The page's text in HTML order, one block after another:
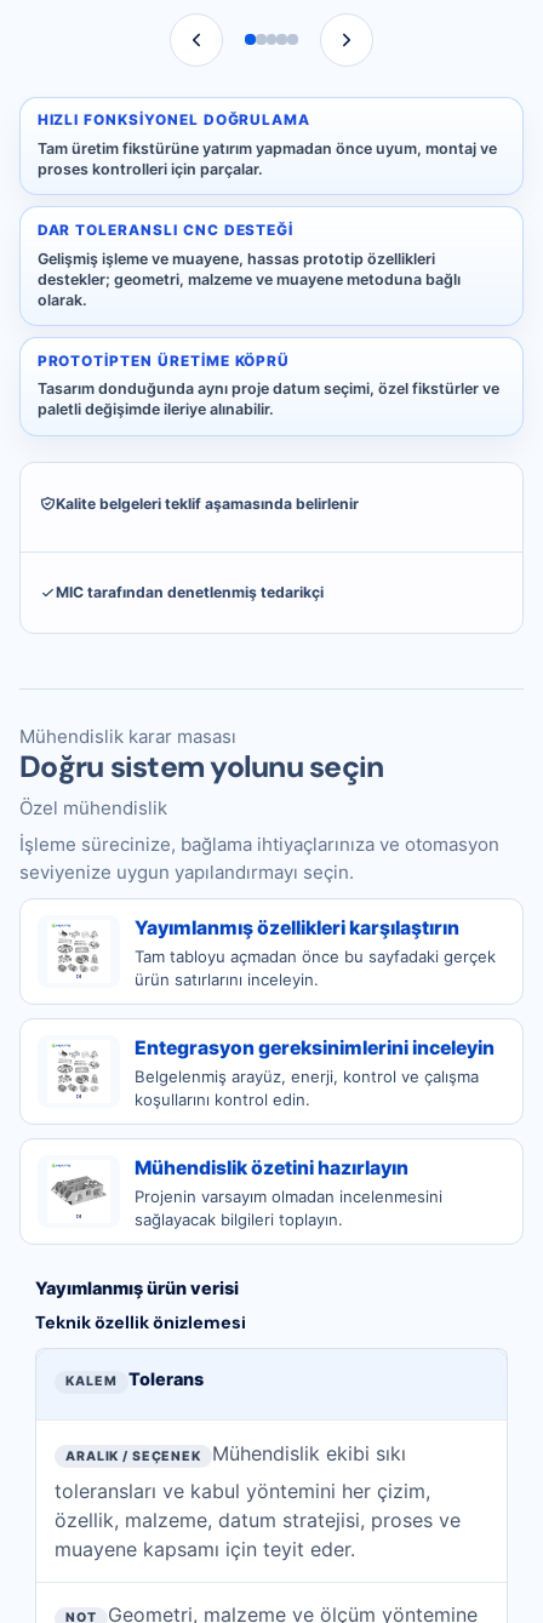
HIZLI FONKSIYONEL DOĞRULAMA
Tam üretim fikstürüne yatırım yapmadan önce uyum, montaj ve
proses kontrolleri için parçalar.
DAR TOLERANSLI CNC DESTEĞI
Gelişmiş işleme ve muayene, hassas prototip özellikleri
destekler; geometri, malzeme ve muayene metoduna bağlı
olarak.
PROTOTIPTEN ÜRETIME KÖPRÜ
Tasarım donduğunda aynı proje datum seçimi, özel fikstürler ve
paletli değişimde ileriye alınabilir.
Kalite belgeleri teklif aşamasında belirlenir
MIC tarafından denetlenmiş tedarikçi
Mühendislik karar masası
Doğru sistem yolunu seçin
Özel mühendislik
İşleme sürecinize, bağlama ihtiyaçlarınıza ve otomasyon
seviyenize uygun yapılandırmayı seçin.
Yayımlanmış özellikleri karşılaştırın
Tam tabloyu açmadan önce bu sayfadaki gerçek
ürün satırlarını inceleyin.
Entegrasyon gereksinimlerini inceleyin
Belgelenmiş arayüz, enerji, kontrol ve çalışma
koşullarını kontrol edin.
Mühendislik özetini hazırlayın
Projenin varsayım olmadan incelenmesini
sağlayacak bilgileri toplayın.
Yayımlanmış ürün verisi
Teknik özellik önizlemesi
Bu sayfada yayımlanan teknik özelliklerin önizlemesi
Tolerans
Mühendislik ekibi sıkı
toleransları ve kabul yöntemini her çizim,
özellik, malzeme, datum stratejisi, proses ve
muayene kapsamı için teyit eder.
Geometri, malzeme ve ölçüm yöntemine